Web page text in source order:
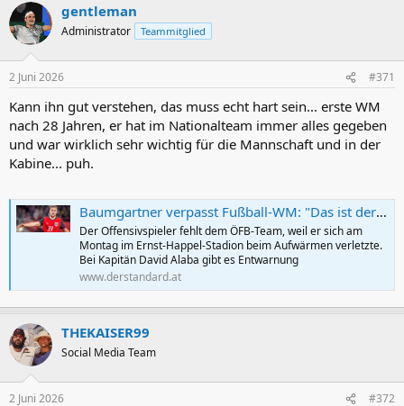
k
t
i
e
:
gentleman
Administrator Teammitglied
2 Juni 2026 #371
Kann ihn gut verstehen, das muss echt hart sein... erste WM
nach 28 Jahren, er hat im Nationalteam immer alles gegeben
und war wirklich sehr wichtig für die Mannschaft und in der
Kabine... puh.
Baumgartner verpasst Fußball-WM: "Das ist der schwerste Tag meiner Karriere"
Der Offensivspieler fehlt dem ÖFB-Team, weil er sich am
Montag im Ernst-Happel-Stadion beim Aufwärmen verletzte.
Bei Kapitän David Alaba gibt es Entwarnung
www.derstandard.at
THEKAISER99
Social Media Team
2 Juni 2026 #372